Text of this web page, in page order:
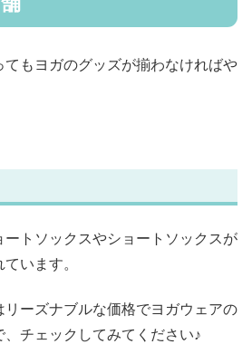
てもヨガのグッズが揃わなければや
ートソックスやショートソックスが
います。
ーズナブルな価格でヨガウェアの
チェックしてみてください♪